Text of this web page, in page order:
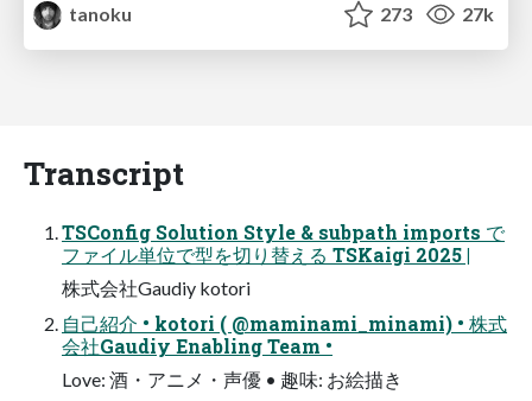
tanoku
273 27k
Transcript
TSConfig Solution Style & subpath imports で
ファイル単位で型を切り替える TSKaigi 2025 |
株式会社Gaudiy kotori
自己紹介 • kotori ( @maminami_minami) • 株式
会社Gaudiy Enabling Team •
Love: 酒・アニメ・声優 • 趣味: お絵描き